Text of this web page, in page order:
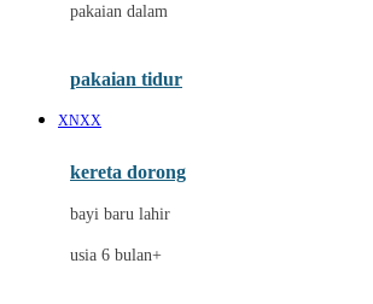
Drew
E
ELC
Ergobaby
pakaian dalam
pakaian tidur
XNXX
kereta dorong
bayi baru lahir
usia 6 bulan+